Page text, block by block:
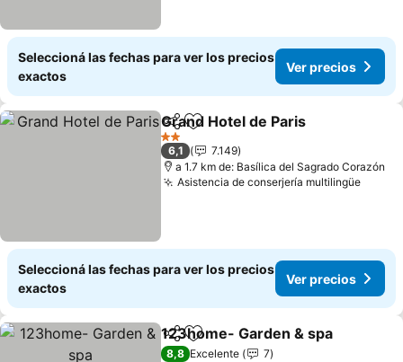
Seleccioná las fechas para ver los precios
exactos
Ver precios
CompartirAñadir a favoritos
Grand Hotel de Paris
2 Estrellas
6,1
7.149
a 1.7 km de: Basílica del Sagrado Corazón
Asistencia de conserjería multilingüe
Seleccioná las fechas para ver los precios
exactos
Ver precios
CompartirAñadir a favoritos
123home- Garden & spa
8,8 Excelente
7